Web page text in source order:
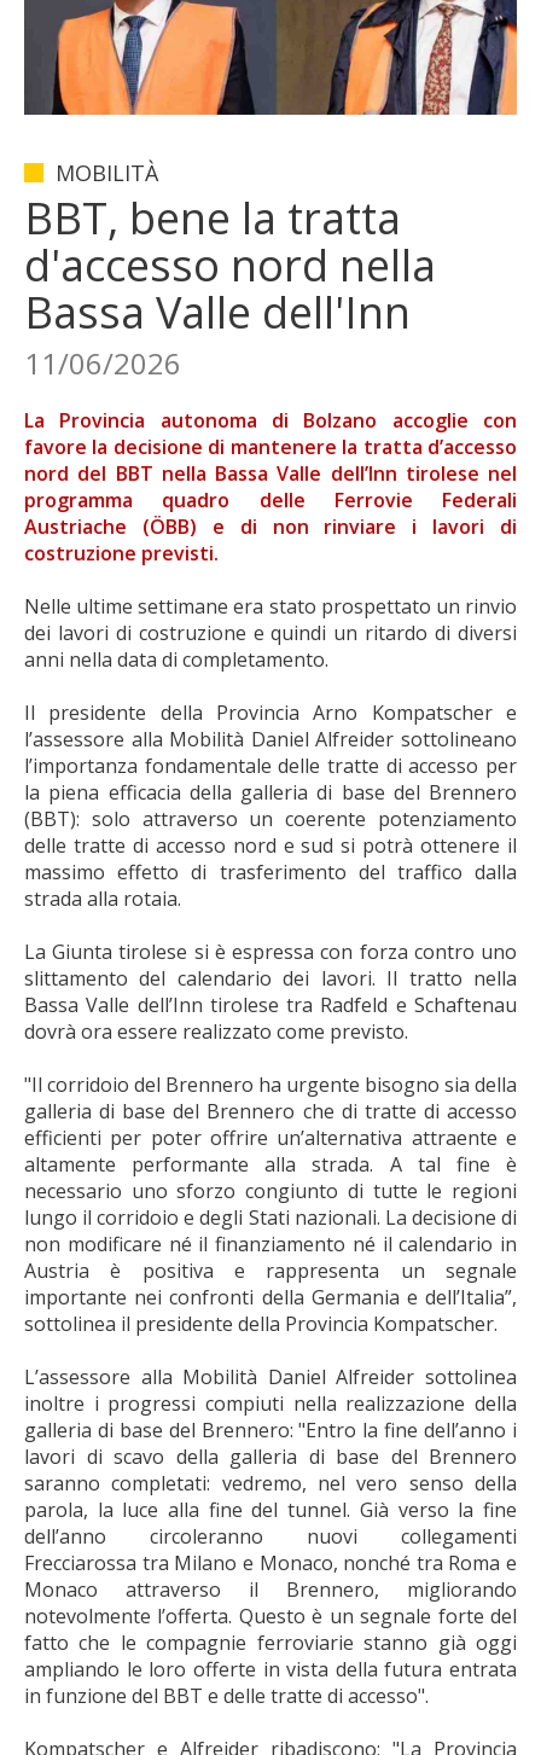
MOBILITÀ
BBT, bene la tratta
d'accesso nord nella
Bassa Valle dell'Inn
11/06/2026
La Provincia autonoma di Bolzano accoglie con
favore la decisione di mantenere la tratta d’accesso
nord del BBT nella Bassa Valle dell’Inn tirolese nel
programma quadro delle Ferrovie Federali
Austriache (ÖBB) e di non rinviare i lavori di
costruzione previsti.
Nelle ultime settimane era stato prospettato un rinvio
dei lavori di costruzione e quindi un ritardo di diversi
anni nella data di completamento.
Il presidente della Provincia Arno Kompatscher e
l’assessore alla Mobilità Daniel Alfreider sottolineano
l’importanza fondamentale delle tratte di accesso per
la piena efficacia della galleria di base del Brennero
(BBT): solo attraverso un coerente potenziamento
delle tratte di accesso nord e sud si potrà ottenere il
massimo effetto di trasferimento del traffico dalla
strada alla rotaia.
La Giunta tirolese si è espressa con forza contro uno
slittamento del calendario dei lavori. Il tratto nella
Bassa Valle dell’Inn tirolese tra Radfeld e Schaftenau
dovrà ora essere realizzato come previsto.
"Il corridoio del Brennero ha urgente bisogno sia della
galleria di base del Brennero che di tratte di accesso
efficienti per poter offrire un’alternativa attraente e
altamente performante alla strada. A tal fine è
necessario uno sforzo congiunto di tutte le regioni
lungo il corridoio e degli Stati nazionali. La decisione di
non modificare né il finanziamento né il calendario in
Austria è positiva e rappresenta un segnale
importante nei confronti della Germania e dell’Italia”,
sottolinea il presidente della Provincia Kompatscher.
L’assessore alla Mobilità Daniel Alfreider sottolinea
inoltre i progressi compiuti nella realizzazione della
galleria di base del Brennero: "Entro la fine dell’anno i
lavori di scavo della galleria di base del Brennero
saranno completati: vedremo, nel vero senso della
parola, la luce alla fine del tunnel. Già verso la fine
dell’anno circoleranno nuovi collegamenti
Frecciarossa tra Milano e Monaco, nonché tra Roma e
Monaco attraverso il Brennero, migliorando
notevolmente l’offerta. Questo è un segnale forte del
fatto che le compagnie ferroviarie stanno già oggi
ampliando le loro offerte in vista della futura entrata
in funzione del BBT e delle tratte di accesso".
Kompatscher e Alfreider ribadiscono: "La Provincia